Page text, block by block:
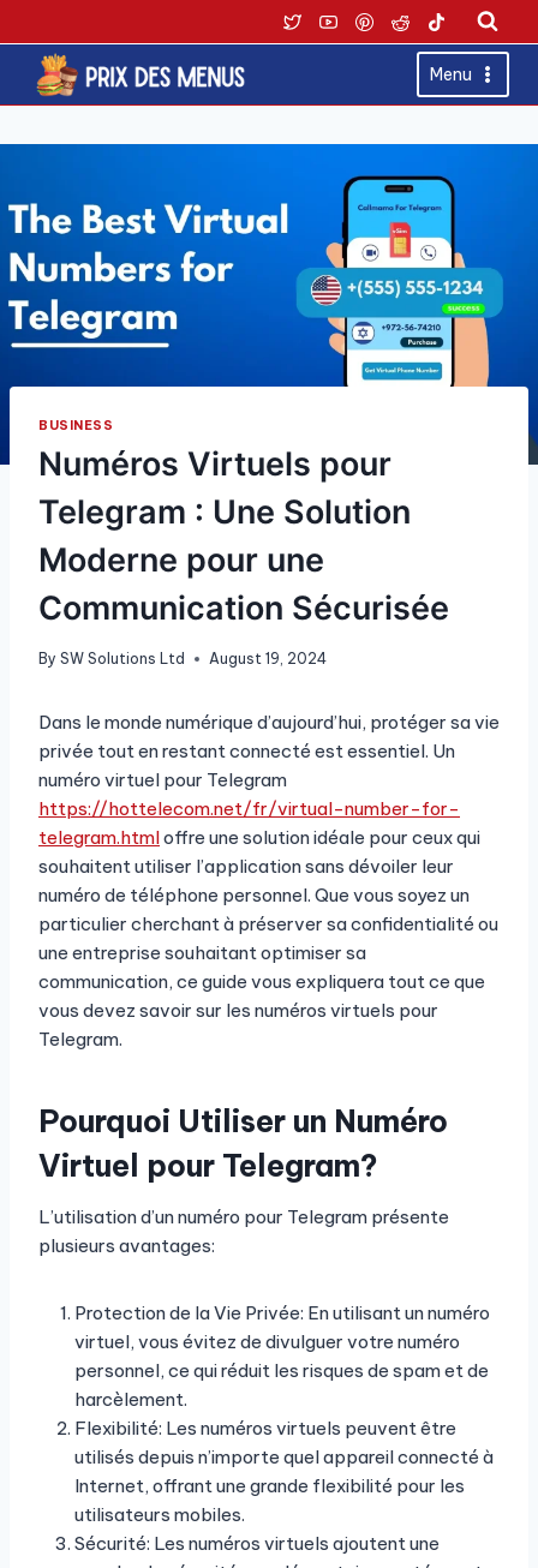
to
content
Menu
BUSINESS
Numéros Virtuels pour
Telegram : Une Solution
Moderne pour une
Communication Sécurisée
By SW Solutions Ltd August 19, 2024
Dans le monde numérique d’aujourd’hui, protéger sa vie
privée tout en restant connecté est essentiel. Un
numéro virtuel pour Telegram
https://hottelecom.net/fr/virtual-number-for-
telegram.htmloffre une solution idéale pour ceux qui
souhaitent utiliser l’application sans dévoiler leur
numéro de téléphone personnel. Que vous soyez un
particulier cherchant à préserver sa confidentialité ou
une entreprise souhaitant optimiser sa
communication, ce guide vous expliquera tout ce que
vous devez savoir sur les numéros virtuels pour
Telegram.
Pourquoi Utiliser un Numéro
Virtuel pour Telegram?
L’utilisation d’un numéro pour Telegram présente
plusieurs avantages:
Protection de la Vie Privée: En utilisant un numéro
virtuel, vous évitez de divulguer votre numéro
personnel, ce qui réduit les risques de spam et de
harcèlement.
Flexibilité: Les numéros virtuels peuvent être
utilisés depuis n’importe quel appareil connecté à
Internet, offrant une grande flexibilité pour les
utilisateurs mobiles.
Sécurité: Les numéros virtuels ajoutent une